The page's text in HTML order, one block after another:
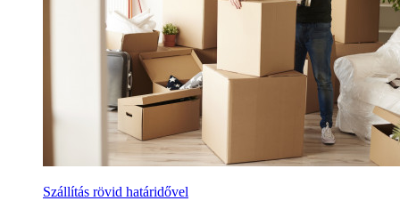
Szállítás rövid határidővel